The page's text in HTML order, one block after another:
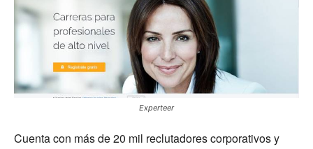
Experteer
Cuenta con más de 20 mil reclutadores corporativos y